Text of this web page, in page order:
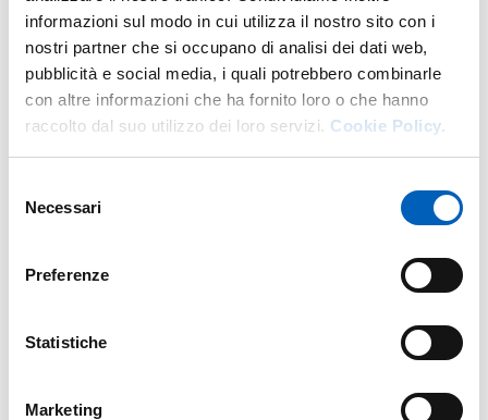
informazioni sul modo in cui utilizza il nostro sito con i
nostri partner che si occupano di analisi dei dati web,
pubblicità e social media, i quali potrebbero combinarle
con altre informazioni che ha fornito loro o che hanno
raccolto dal suo utilizzo dei loro servizi. Cookie Policy.
delNecessari
Preferenze
Statistiche
Marketing
Yoga e Pilates al CAI